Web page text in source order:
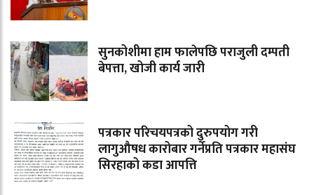
सुनकोशीमा हाम फालेपछि पराजुली दम्पती
बेपत्ता, खोजी कार्य जारी
पत्रकार परिचयपत्रको दुरुपयोग गरी
लागुऔषध कारोबार गर्नेप्रति पत्रकार महासंघ
सिरहाको कडा आपत्ति